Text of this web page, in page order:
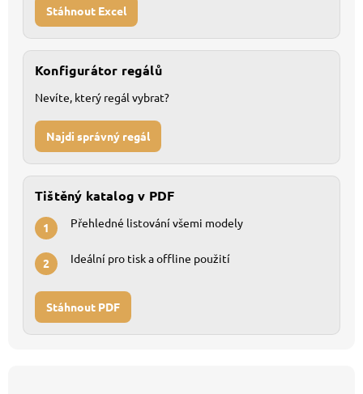
Stáhnout Excel
Konfigurátor regálů
Nevíte, který regál vybrat?
Najdi správný regál
Tištěný katalog v PDF
1 Přehledné listování všemi modely
2 Ideální pro tisk a offline použití
Stáhnout PDF